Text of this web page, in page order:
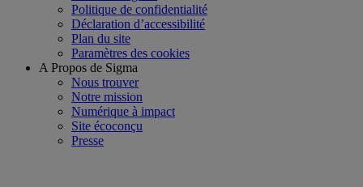
Politique de confidentialité
Déclaration d’accessibilité
Plan du site
Paramètres des cookies
A Propos de Sigma
Nous trouver
Notre mission
Numérique à impact
Site écoconçu
Presse